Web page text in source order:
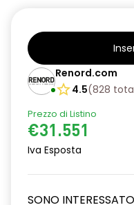
cerchi in lega da 18''
climatizzatore automatico
criterio tecnico per tetto
design cerchi in lega da
disattivazione ADAS
distance warning avviso
doppio fondo bagagliaio
Renord.com
4.5(828
Prezzo di Listino
€31.551
Iva Esposta
SONO